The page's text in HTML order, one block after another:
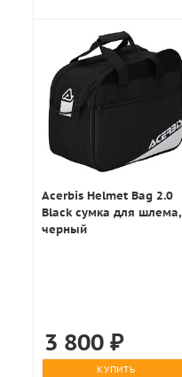
Acerbis Helmet Bag 2.0
Black сумка для шлема,
черный
3 800₽
КУПИТЬ